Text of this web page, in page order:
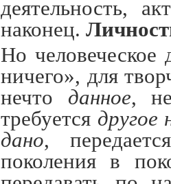
деятельность,
наконец.
Но
ничего», для
нечто данное,
требуется другое
дано,
поколения в